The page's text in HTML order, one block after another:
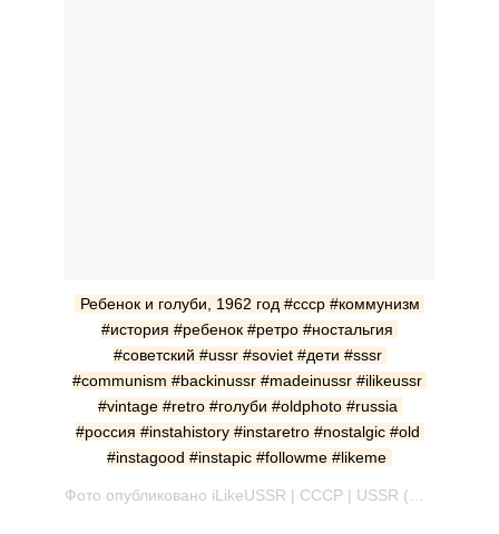
Ребенок и голуби, 1962 год #ссср #коммунизм
#история #ребенок #ретро #ностальгия
#советский #ussr #soviet #дети #sssr
#communism #backinussr #madeinussr #ilikeussr
#vintage #retro #голуби #oldphoto #russia
#россия #instahistory #instaretro #nostalgic #old
#instagood #instapic #followme #likeme